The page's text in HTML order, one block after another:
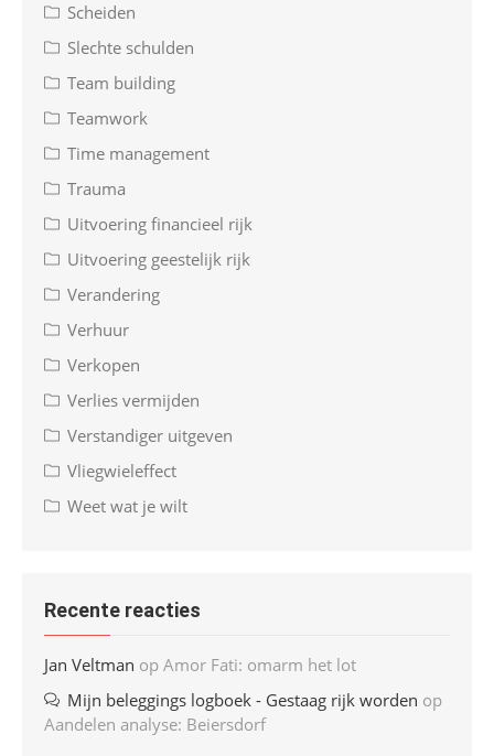
Scheiden
Slechte schulden
Team building
Teamwork
Time management
Trauma
Uitvoering financieel rijk
Uitvoering geestelijk rijk
Verandering
Verhuur
Verkopen
Verlies vermijden
Verstandiger uitgeven
Vliegwieleffect
Weet wat je wilt
Recente reacties
Jan Veltman op Amor Fati: omarm het lot
Mijn beleggings logboek - Gestaag rijk worden op
Aandelen analyse: Beiersdorf